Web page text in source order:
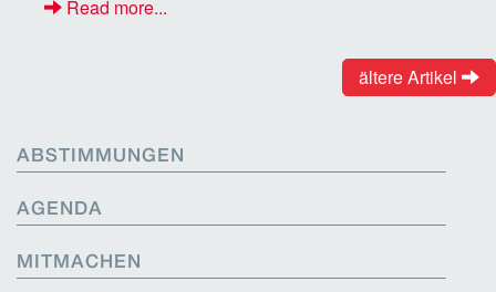
Read more...
ältere Artikel
ABSTIMMUNGEN
AGENDA
MITMACHEN